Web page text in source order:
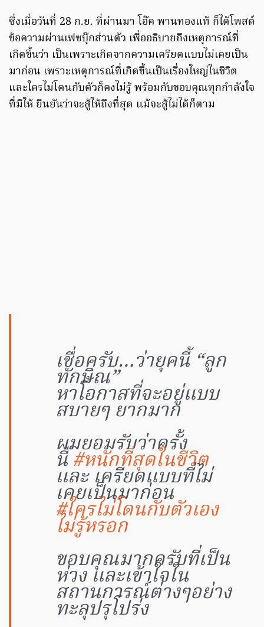
ซึ่งเมื่อวันที่ 28 ก.ย. ที่ผ่านมา โอ๊ค พานทองแท้ ก็ได้โพสต์
ข้อความผ่านเฟซบุ๊กส่วนตัว เพื่ออธิบายถึงเหตุการณ์ที่
เกิดขึ้นว่า เป็นเพราะเกิดจากความเครียดแบบไม่เคยเป็น
มาก่อน เพราะเหตุการณ์ที่เกิดขึ้นเป็นเรื่องใหญ่ในชีวิต
และใครไม่โดนกับตัวก็คงไม่รู้ พร้อมกับขอบคุณทุกกำลังใจ
ที่มีให้ ยืนยันว่าจะสู้ให้ถึงที่สุด แม้จะสู้ไม่ได้ก็ตาม
เชื่อครับ…ว่ายุคนี้ “ลูก
ทักษิณ”
หาโอกาสที่จะอยู่แบบ
สบายๆ ยากมาก
ผมยอมรับว่าครั้ง
นี้#หนักที่สุดในชีวิต
และ เครียดแบบที่ไม่
เคยเป็นมาก่อน
#ใครไม่โดนกับตัวเอง
ไม่รู้หรอก
ขอบคุณมากครับที่เป็น
ห่วง และเข้าใจใน
สถานการณ์ต่างๆอย่าง
ทะลุปรุโปร่ง